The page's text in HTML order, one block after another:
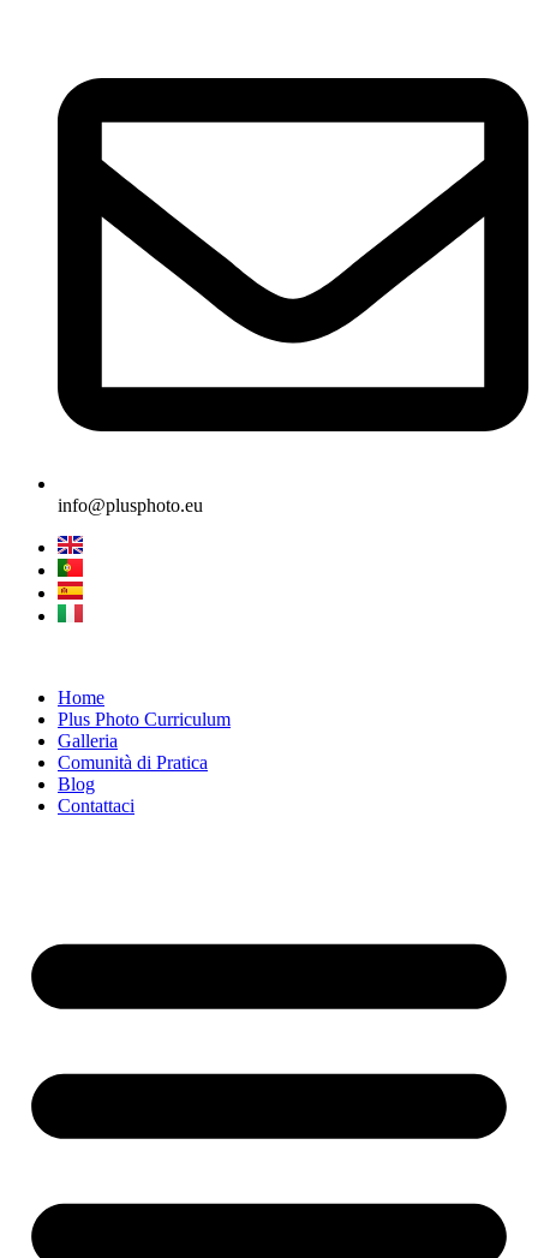
info@plusphoto.eu
Home
Plus Photo Curriculum
Galleria
Comunità di Pratica
Blog
Contattaci